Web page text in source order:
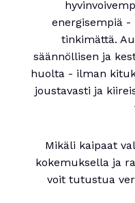
energisempiä
tinkimättä.
säännöllisen ja
huolta - ilman
joustavasti ja
Mikäli kaipaat
kokemuksella ja
voit tutustua